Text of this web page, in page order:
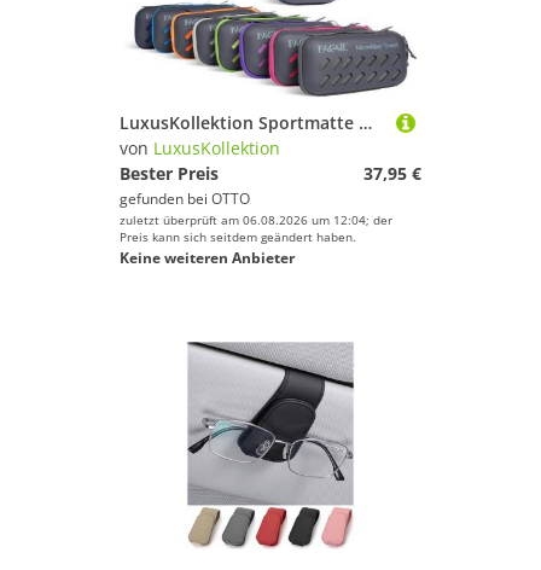
LuxusKollektion Sportmatte Mikrofaser Strandhandtuch Ultra Leicht Schnelltrocknend mit Eva Box
von LuxusKollektion
Bester Preis
37,95 €
gefunden bei OTTO
zuletzt überprüft am 06.08.2026 um 12:04; der
Preis kann sich seitdem geändert haben.
Keine weiteren Anbieter